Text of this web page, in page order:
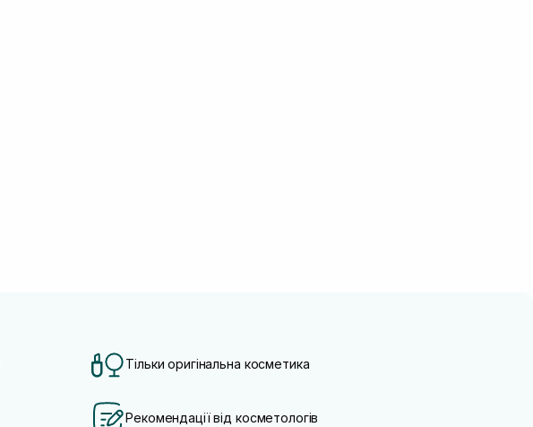
Тільки оригінальна косметика
Рекомендації від косметологів